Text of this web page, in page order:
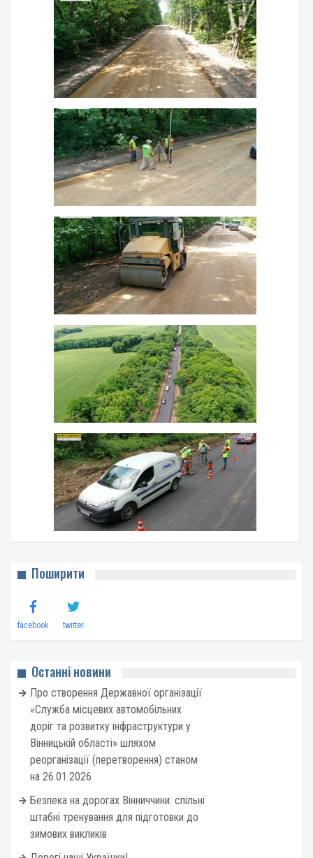
Поширити
facebook twitter
Останні новини
Про створення Державної організації
«Служба місцевих автомобільних
доріг та розвитку інфраструктури у
Вінницькій області» шляхом
реорганізації (перетворення) станом
на 26.01.2026
Безпека на дорогах Вінниччини: спільні
штабні тренування для підготовки до
зимових викликів